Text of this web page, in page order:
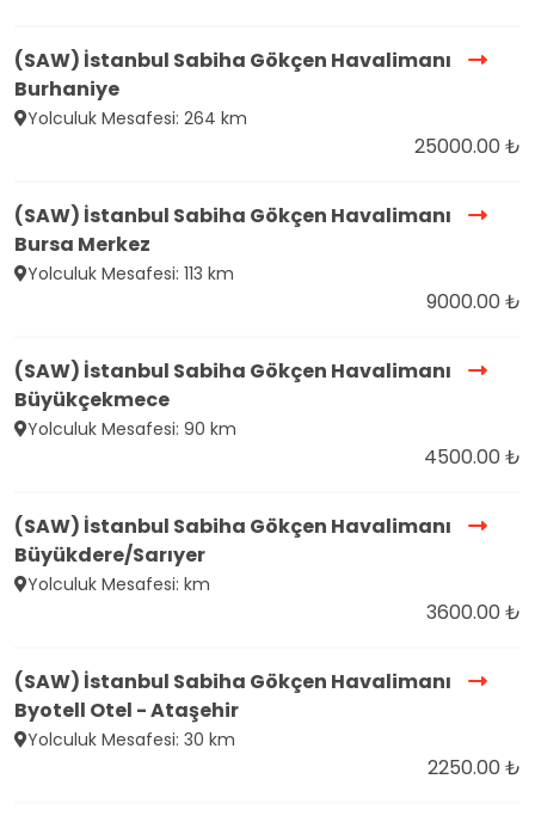
(SAW) İstanbul Sabiha Gökçen Havalimanı
Burhaniye
Yolculuk Mesafesi: 264 km
25000.00 ₺
(SAW) İstanbul Sabiha Gökçen Havalimanı
Bursa Merkez
Yolculuk Mesafesi: 113 km
9000.00 ₺
(SAW) İstanbul Sabiha Gökçen Havalimanı
Büyükçekmece
Yolculuk Mesafesi: 90 km
4500.00 ₺
(SAW) İstanbul Sabiha Gökçen Havalimanı
Büyükdere/Sarıyer
Yolculuk Mesafesi: km
3600.00 ₺
(SAW) İstanbul Sabiha Gökçen Havalimanı
Byotell Otel - Ataşehir
Yolculuk Mesafesi: 30 km
2250.00 ₺